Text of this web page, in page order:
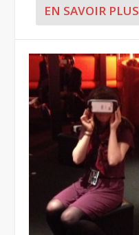
EN SAVOIR PLUS